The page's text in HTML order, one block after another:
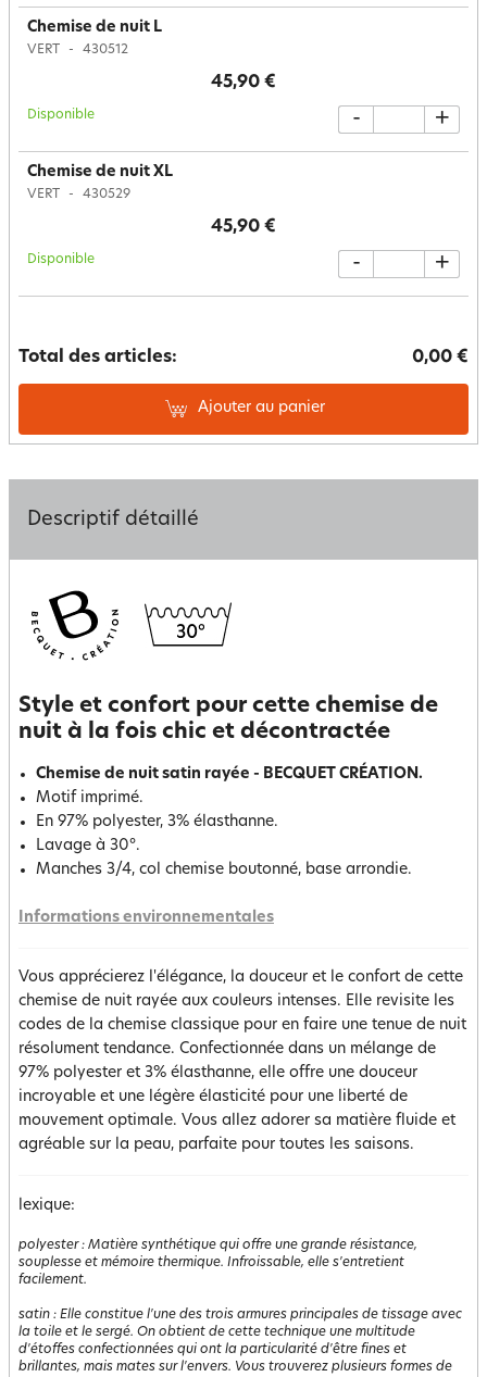
Chemise de nuit L
VERT 430512
45,90 €
Disponible - +
Chemise de nuit XL
VERT 430529
45,90 €
Disponible - +
Total des articles: 0,00 €
Ajouter au panier
Descriptif détaillé
Style et confort pour cette chemise de
nuit à la fois chic et décontractée
Chemise de nuit satin rayée - BECQUET CRÉATION.
Motif imprimé.
En 97% polyester, 3% élasthanne.
Lavage à 30°.
Manches 3/4, col chemise boutonné, base arrondie.
Informations environnementales
Vous apprécierez l'élégance, la douceur et le confort de cette
chemise de nuit rayée aux couleurs intenses. Elle revisite les
codes de la chemise classique pour en faire une tenue de nuit
résolument tendance. Confectionnée dans un mélange de
97% polyester et 3% élasthanne, elle offre une douceur
incroyable et une légère élasticité pour une liberté de
mouvement optimale. Vous allez adorer sa matière fluide et
agréable sur la peau, parfaite pour toutes les saisons.
lexique:
polyester: Matière synthétique qui offre une grande résistance,
souplesse et mémoire thermique. Infroissable, elle s'entretient
facilement.
satin : Elle constitue l'une des trois armures principales de tissage avec
la toile et le sergé. On obtient de cette technique une multitude
d'étoffes confectionnées qui ont la particularité d'être fines et
brillantes, mais mates sur l'envers. Vous trouverez plusieurs formes de